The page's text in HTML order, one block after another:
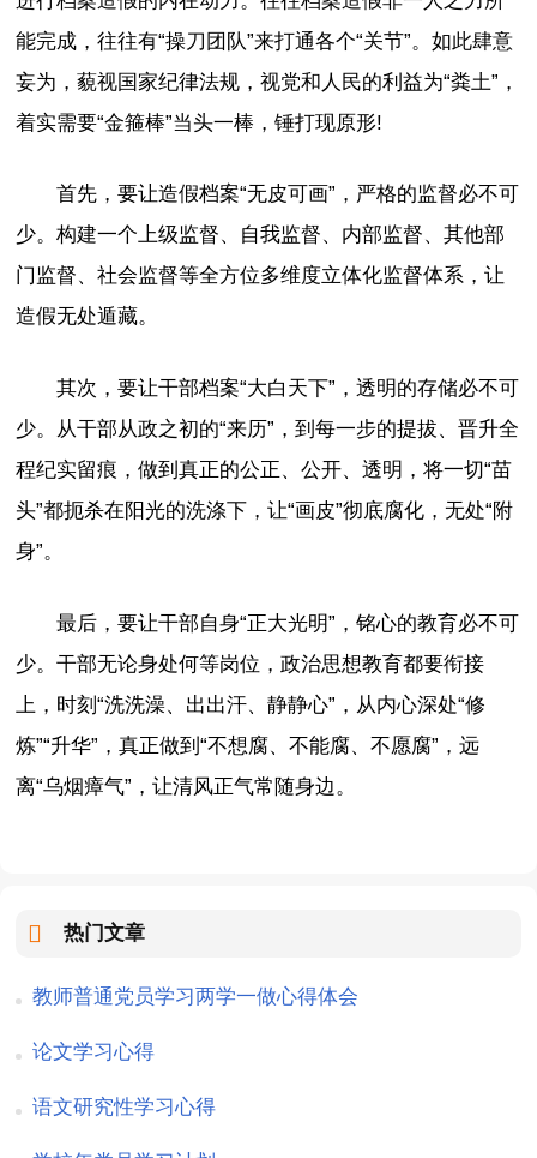
能完成，往往有“操刀团队”来打通各个“关节”。如此肆意
妄为，藐视国家纪律法规，视党和人民的利益为“粪土”，
着实需要“金箍棒”当头一棒，锤打现原形!
首先，要让造假档案“无皮可画”，严格的监督必不可
少。构建一个上级监督、自我监督、内部监督、其他部
门监督、社会监督等全方位多维度立体化监督体系，让
造假无处遁藏。
其次，要让干部档案“大白天下”，透明的存储必不可
少。从干部从政之初的“来历”，到每一步的提拔、晋升全
程纪实留痕，做到真正的公正、公开、透明，将一切“苗
头”都扼杀在阳光的洗涤下，让“画皮”彻底腐化，无处“附
身”。
最后，要让干部自身“正大光明”，铭心的教育必不可
少。干部无论身处何等岗位，政治思想教育都要衔接
上，时刻“洗洗澡、出出汗、静静心”，从内心深处“修
炼”“升华”，真正做到“不想腐、不能腐、不愿腐”，远
离“乌烟瘴气”，让清风正气常随身边。
热门文章
教师普通党员学习两学一做心得体会
论文学习心得
语文研究性学习心得